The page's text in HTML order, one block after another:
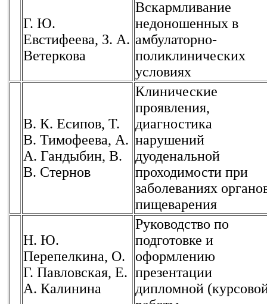
Г. Ю.
Евстифеева, З. А.
Ветеркова
Вскармливание
недоношенных в
амбулаторно-
поликлинических
условиях
В. К. Есипов, Т.
В. Тимофеева, А.
А. Гандыбин, В.
В. Стернов
Клинические
проявления,
диагностика
нарушений
дуоденальной
проходимости при
заболеваниях
пищеварения
Н. Ю.
Перепелкина, О.
Г. Павловская, Е.
А. Калинина
Руководство по
подготовке и
оформлению
презентации
дипломной